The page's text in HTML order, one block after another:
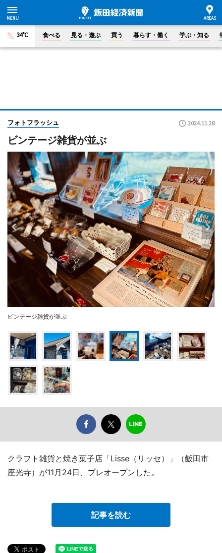
34°C 食べる 見る・遊ぶ 買う 暮らす・働く 学ぶ・知る
フォトフラッシュ 2024.11.28
ビンテージ雑貨が並ぶ
ビンテージ雑貨が並ぶ
クラフト雑貨と焼き菓子店「Lisse（リッセ）」（飯田市
座光寺）が11月24日、プレオープンした。
記事を読む